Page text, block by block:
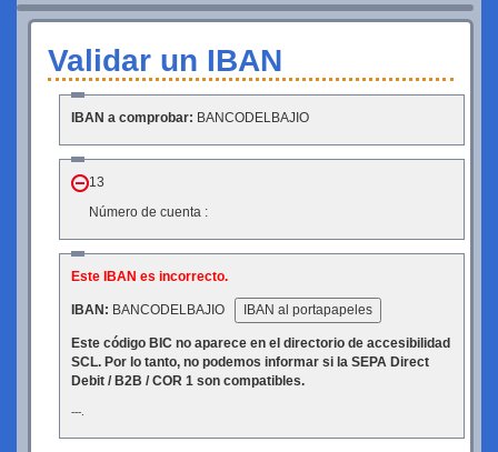
Validar un IBAN
IBAN a comprobar: BANCODELBAJIO
13
Número de cuenta :
Este IBAN es incorrecto.
IBAN: BANCODELBAJIO IBAN al portapapeles
Este código BIC no aparece en el directorio de accesibilidad
SCL. Por lo tanto, no podemos informar si la SEPA Direct
Debit / B2B / COR 1 son compatibles.
---.